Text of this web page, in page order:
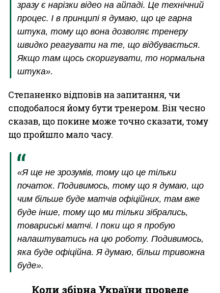
зразу є нарізки відео на айпаді. Це технічний
процес. І в принципі я думаю, що це гарна
штука, тому що вона дозволяє тренеру
швидко реагувати на те, що відбувається.
Якщо там щось скоригувати, то нормальна
штука».
Степаненко відповів на запитання, чи
сподобалося йому бути тренером. Він чесно
сказав, що покине може точно сказати, тому
що пройшло мало часу.
«Я ще не зрозумів, тому що це тільки
початок. Подивимось, тому що я думаю, що
чим більше буде матчів офіційних, там вже
буде інше, тому що ми тільки зібрались,
товариські матчі. І поки що я пробую
налаштуватись на цю роботу. Подивимось,
яка буде офіційна. Я думаю, більш тривожна
буде».
Коли збірна України проведе